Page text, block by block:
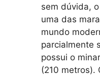
sem dúvida,
uma das
mundo
parcialmente
possui o
(210 metros).